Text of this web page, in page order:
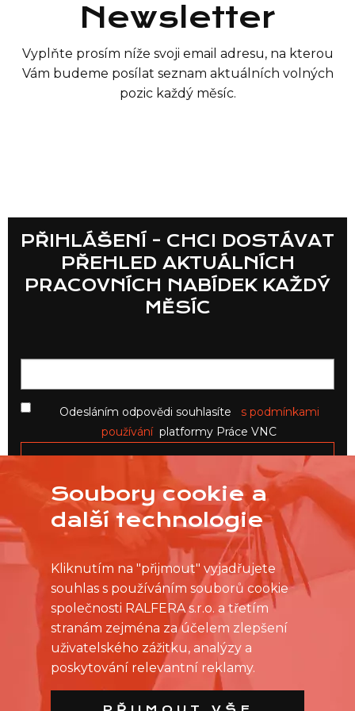
Seznam NC
Informace
Newsletter
Vyplňte prosím níže svoji email adresu, na kterou
Vám budeme posílat seznam aktuálních volných
pozic každý měsíc.
PŘIHLÁŠENÍ - CHCI DOSTÁVAT
PŘEHLED AKTUÁLNÍCH
PRACOVNÍCH NABÍDEK KAŽDÝ
MĚSÍC
Odesláním odpovědi souhlasíte s podmínkami
používáníplatformy Práce VNC
Soubory cookie a
další technologie
Kliknutím na "přijmout" vyjadřujete
souhlas s používáním souborů cookie
společnosti RALFERA s.r.o. a třetím
stranám zejména za účelem zlepšení
uživatelského zážitku, analýzy a
poskytování relevantní reklamy.